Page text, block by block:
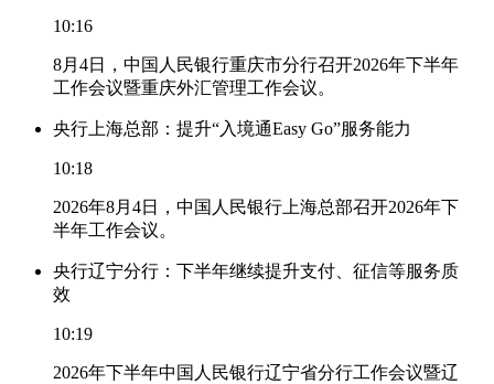
10:16
8月4日，中国人民银行重庆市分行召开2026年下半年
工作会议暨重庆外汇管理工作会议。
央行上海总部：提升“入境通Easy Go”服务能力
10:18
2026年8月4日，中国人民银行上海总部召开2026年下
半年工作会议。
央行辽宁分行：下半年继续提升支付、征信等服务质
效
10:19
2026年下半年中国人民银行辽宁省分行工作会议暨辽